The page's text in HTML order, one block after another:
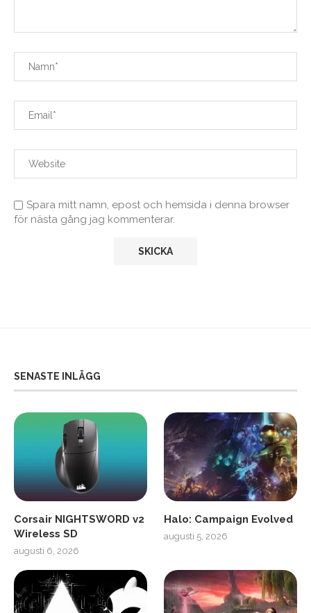
Spara mitt namn, epost och hemsida i denna browser
för nästa gång jag kommenterar.
SENASTE INLÄGG
Corsair NIGHTSWORD v2
Wireless SD
augusti 6, 2026
Halo: Campaign Evolved
augusti 5, 2026